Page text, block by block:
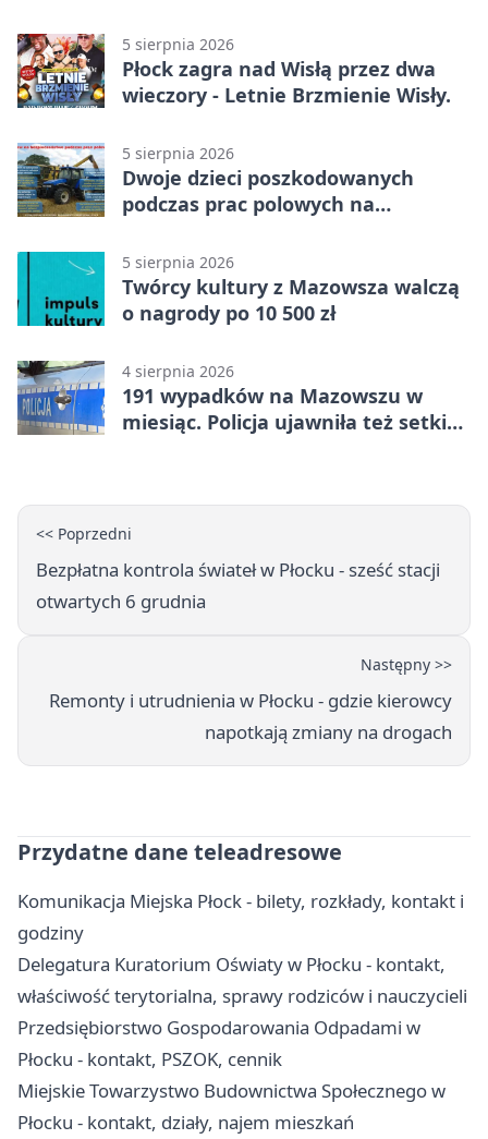
5 sierpnia 2026
Płock zagra nad Wisłą przez dwa
wieczory - Letnie Brzmienie Wisły.
5 sierpnia 2026
Dwoje dzieci poszkodowanych
podczas prac polowych na
5 sierpnia 2026
Twórcy kultury z Mazowsza walczą
o nagrody po 10 500 zł
4 sierpnia 2026
191 wypadków na Mazowszu w
miesiąc. Policja ujawniła też setki
<< Poprzedni
Bezpłatna kontrola świateł w Płocku - sześć stacji
otwartych 6 grudnia
Następny >>
Remonty i utrudnienia w Płocku - gdzie kierowcy
napotkają zmiany na drogach
Przydatne dane teleadresowe
Komunikacja Miejska Płock - bilety, rozkłady, kontakt i
godziny
Delegatura Kuratorium Oświaty w Płocku - kontakt,
właściwość terytorialna, sprawy rodziców i nauczycieli
Przedsiębiorstwo Gospodarowania Odpadami w
Płocku - kontakt, PSZOK, cennik
Miejskie Towarzystwo Budownictwa Społecznego w
Płocku - kontakt, działy, najem mieszkań